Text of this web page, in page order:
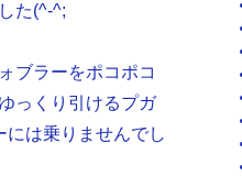
た(^-^;
ブラーをポコポコ
っくり引けるプガ
は乗りませんでし